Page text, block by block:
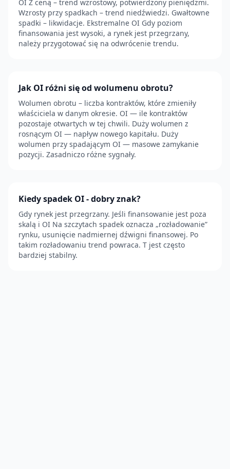
OI Z ceną – trend wzrostowy, potwierdzony pieniędzmi.
Wzrosty przy spadkach – trend niedźwiedzi. Gwałtowne
spadki – likwidacje. Ekstremalne OI Gdy poziom
finansowania jest wysoki, a rynek jest przegrzany,
należy przygotować się na odwrócenie trendu.
Jak OI różni się od wolumenu obrotu?
Wolumen obrotu – liczba kontraktów, które zmieniły
właściciela w danym okresie. OI — ile kontraktów
pozostaje otwartych w tej chwili. Duży wolumen z
rosnącym OI — napływ nowego kapitału. Duży
wolumen przy spadającym OI — masowe zamykanie
pozycji. Zasadniczo różne sygnały.
Kiedy spadek OI - dobry znak?
Gdy rynek jest przegrzany. Jeśli finansowanie jest poza
skalą i OI Na szczytach spadek oznacza „rozładowanie”
rynku, usunięcie nadmiernej dźwigni finansowej. Po
takim rozładowaniu trend powraca. T jest często
bardziej stabilny.